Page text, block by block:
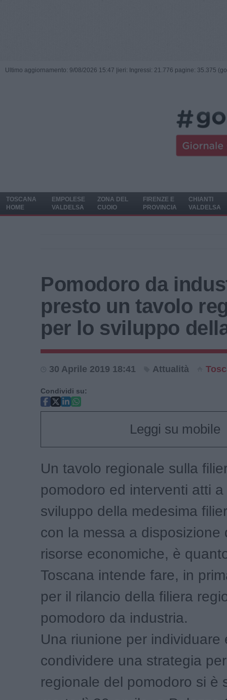
Ultimo aggiornamento: 9/08/2026 15:47 | ieri: Ingressi: 21.776 pagine: 35.375
TOSCANA
HOME
EMPOLESE
VALDELSA
ZONA DEL
CUOIO
FIRENZE E
PROVINCIA
CHIANTI
VALDELSA
Pomodoro da
presto un tavolo
per lo sviluppo
30 Aprile 2019 18:41 Attualità
Condividi su:
Leggi su mobile
Un tavolo regionale sulla
pomodoro ed interventi atti
sviluppo della medesima
con la messa a disposizione
risorse economiche, è
Toscana intende fare, in
per il rilancio della filiera
pomodoro da industria.
Una riunione per individuare
condividere una strategia
regionale del pomodoro si è